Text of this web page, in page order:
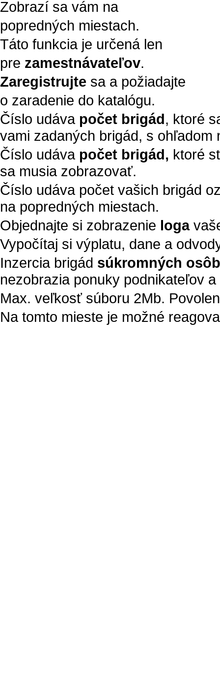
Zobrazí sa vám na
popredných miestach.
Táto funkcia je určená len
pre zamestnávateľov.
Zaregistrujte sa a požiadajte
o zaradenie do katalógu.
Číslo udáva počet brigád, ktoré
vami zadaných brigád, s ohľadom
Číslo udáva počet brigád, ktoré
sa musia zobrazovať.
Číslo udáva počet vašich brigád
na popredných miestach.
Objednajte si zobrazenie loga
Vypočítaj si výplatu, dane a
Inzercia brigád súkromných osôb
nezobrazia ponuky podnikateľov
Max. veľkosť súboru 2Mb.
Na tomto mieste je možné